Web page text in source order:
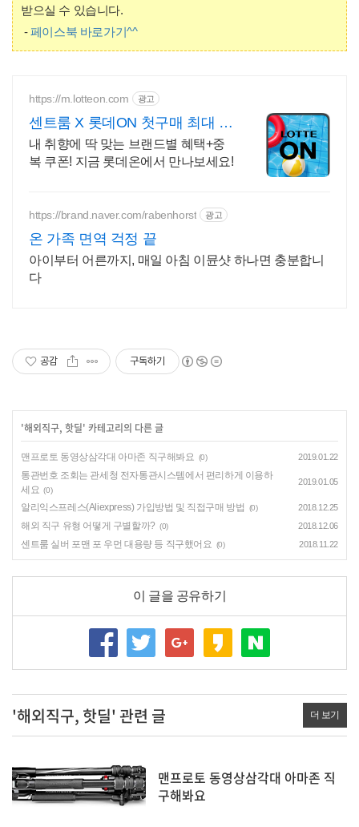
받으실 수 있습니다.
-페이스북 바로가기^^
https://m.lotteon.com 광고
센트룸 X 롯데ON 첫구매 최대 5
천원 혜택!
내 취향에 딱 맞는 브랜드별 혜택+중
복 쿠폰! 지금 롯데온에서 만나보세요!
https://brand.naver.com/rabenhorst 광고
온 가족 면역 걱정 끝
아이부터 어른까지, 매일 아침 이뮨샷 하나면 충분합니
다
공감 구독하기
'해외직구, 핫딜' 카테고리의 다른 글
맨프로토 동영상삼각대 아마존 직구해봐요 (0) 2019.01.22
통관번호 조회는 관세청 전자통관시스템에서 편리하게 이용하
세요 (0)
2019.01.05
알리익스프레스(Aliexpress) 가입방법 및 직접구매 방법 (0) 2018.12.25
해외 직구 유형 어떻게 구별할까? (0) 2018.12.06
센트룸 실버 포맨 포 우먼 대용량 등 직구했어요 (0) 2018.11.22
이 글을 공유하기
'해외직구, 핫딜' 관련 글 더 보기
맨프로토 동영상삼각대 아마존 직
구해봐요